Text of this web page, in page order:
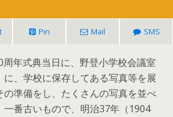
Pin Mail SMS
年式典当日に、野登小学校会議室
に、学校に保存してある写真等を展
の準備をし、たくさんの写真を並べ
一番古いもので、明治37年（1904